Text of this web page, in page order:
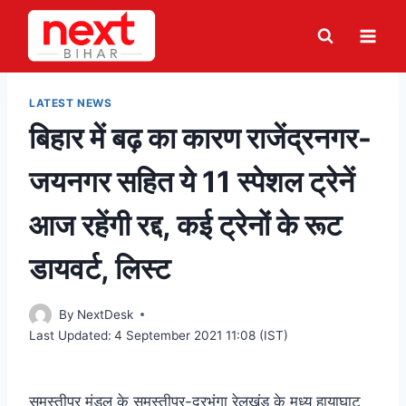
Skip
content
LATEST NEWS
बिहार में बढ़ का कारण राजेंद्रनगर-
जयनगर सहित ये 11 स्पेशल ट्रेनें
आज रहेंगी रद्द, कई ट्रेनों के रूट
डायवर्ट, लिस्ट
By NextDesk
Last Updated: 4 September 2021 11:08 (IST)
समस्तीपुर मंडल के समस्तीपुर-दरभंगा रेलखंड के मध्य हायाघाट